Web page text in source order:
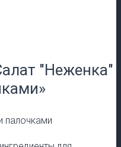
"Неженка"